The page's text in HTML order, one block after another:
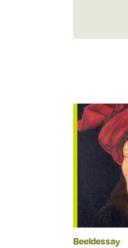
Beeldessay